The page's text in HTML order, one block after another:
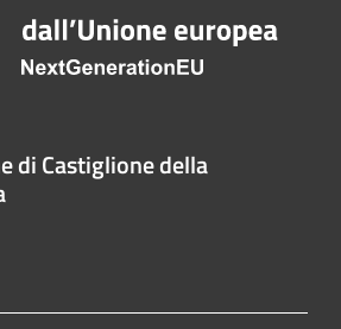
di Castiglione della